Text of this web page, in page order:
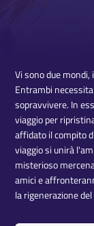
Vi sono due
Entrambi
sopravvivere. In
viaggio per
affidato il compito
viaggio si unirà
misterioso
amici e
la rigenerazione